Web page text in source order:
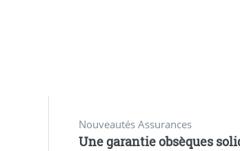
Nouveautés Assurances
Une garantie obsèques